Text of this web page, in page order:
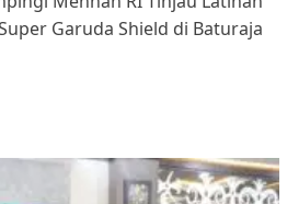
Garuda Shield di Baturaja